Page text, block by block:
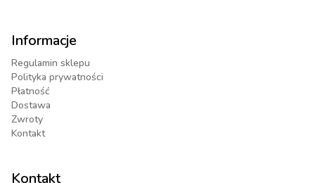
Informacje
Regulamin sklepu
Polityka prywatności
Płatność
Dostawa
Zwroty
Kontakt
Kontakt